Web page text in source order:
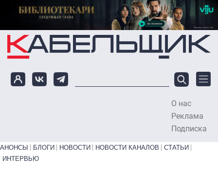
Перейти к основному содержанию
О нас
Реклама
Подписка
Primary links bottom
АНОНСЫ БЛОГИ НОВОСТИ НОВОСТИ КАНАЛОВ
СТАТЬИ
ИНТЕРВЬЮ